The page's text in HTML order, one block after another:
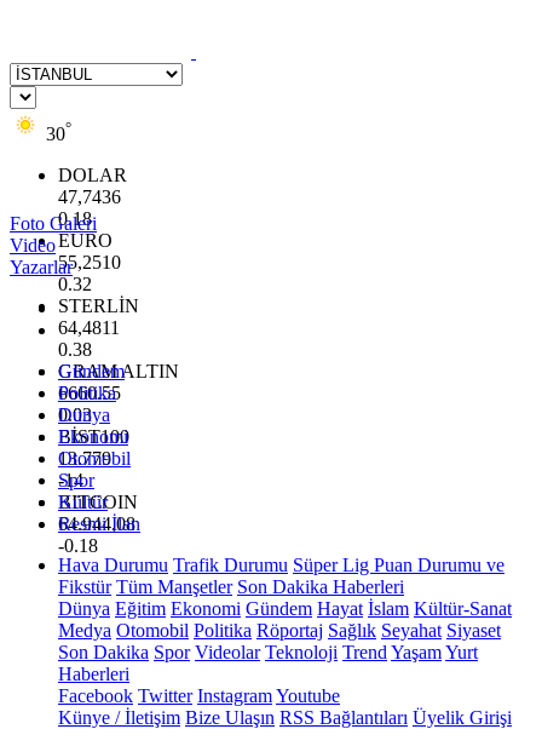
30°
DOLAR
47,7436
0.18
EURO
55,2510
0.32
STERLİN
64,4811
0.38
GRAM ALTIN
6660.55
0.03
BİST100
13.779
-14
BITCOIN
64.944,08
-0.18
Foto Galeri
Video
Yazarlar
Gündem
Politika
Dünya
Ekonomi
Otomobil
Spor
Kültür
Resmi İlan
Hava Durumu Trafik Durumu Süper Lig Puan Durumu ve
Fikstür Tüm Manşetler Son Dakika Haberleri
Dünya Eğitim Ekonomi Gündem Hayat İslam Kültür-Sanat
Medya Otomobil Politika Röportaj Sağlık Seyahat Siyaset
Son Dakika Spor Videolar Teknoloji Trend YaşamYurt
Haberleri
Facebook Twitter InstagramYoutube
Künye / İletişim Bize Ulaşın RSS Bağlantıları Üyelik Girişi